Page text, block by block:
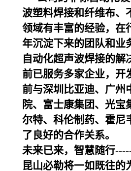
波塑料焊接和纤维布、
领域有丰富的经验，在
年沉淀下来的团队和业
自动化超声波焊接的解
前已服务多家企业，开
前与深圳比亚迪、广州
院、富士康集团、光
尔特、科伦制药、霍尼
了良好的合作关系。
未来已来，智慧随行
昆山必勒将一如既往的